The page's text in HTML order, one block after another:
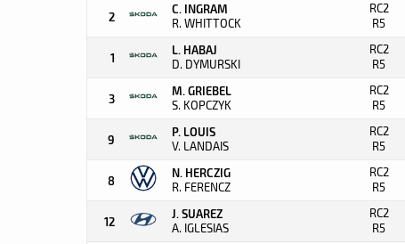
2
C. INGRAM
R. WHITTOCK
RC2
R5
1
L. HABAJ
D. DYMURSKI
RC2
R5
3
M. GRIEBEL
S. KOPCZYK
RC2
R5
9
P. LOUIS
V. LANDAIS
RC2
R5
8
N. HERCZIG
R. FERENCZ
RC2
R5
12
J. SUAREZ
A. IGLESIAS
RC2
R5